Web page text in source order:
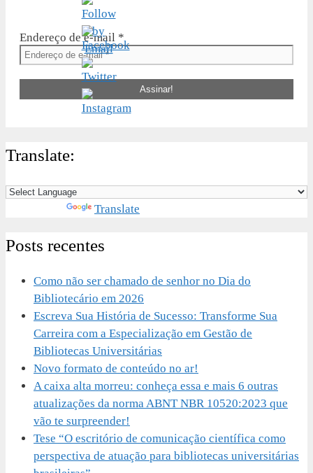
Endereço de e-mail *
Translate:
Translate
Posts recentes
Como não ser chamado de senhor no Dia do
Bibliotecário em 2026
Escreva Sua História de Sucesso: Transforme Sua
Carreira com a Especialização em Gestão de
Bibliotecas Universitárias
Novo formato de conteúdo no ar!
A caixa alta morreu: conheça essa e mais 6 outras
atualizações da norma ABNT NBR 10520:2023 que
vão te surpreender!
Tese “O escritório de comunicação científica como
perspectiva de atuação para bibliotecas universitárias